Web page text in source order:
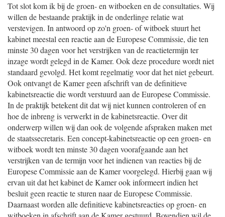
Tot slot kom ik bij de groen- en witboeken en de consultaties. Wij
willen de bestaande praktijk in de onderlinge relatie wat
verstevigen. In antwoord op zo'n groen- of witboek stuurt het
kabinet meestal een reactie aan de Europese Commissie, die ten
minste 30 dagen voor het verstrijken van de reactietermijn ter
inzage wordt gelegd in de Kamer. Ook deze procedure wordt niet
standaard gevolgd. Het komt regelmatig voor dat het niet gebeurt.
Ook ontvangt de Kamer geen afschrift van de definitieve
kabinetsreactie die wordt verstuurd aan de Europese Commissie.
In de praktijk betekent dit dat wij niet kunnen controleren of en
hoe de inbreng is verwerkt in de kabinetsreactie. Over dit
onderwerp willen wij dan ook de volgende afspraken maken met
de staatssecretaris. Een concept-kabinetsreactie op een groen- en
witboek wordt ten minste 30 dagen voorafgaande aan het
verstrijken van de termijn voor het indienen van reacties bij de
Europese Commissie aan de Kamer voorgelegd. Hierbij gaan wij
ervan uit dat het kabinet de Kamer ook informeert indien het
besluit geen reactie te sturen naar de Europese Commissie.
Daarnaast worden alle definitieve kabinetsreacties op groen- en